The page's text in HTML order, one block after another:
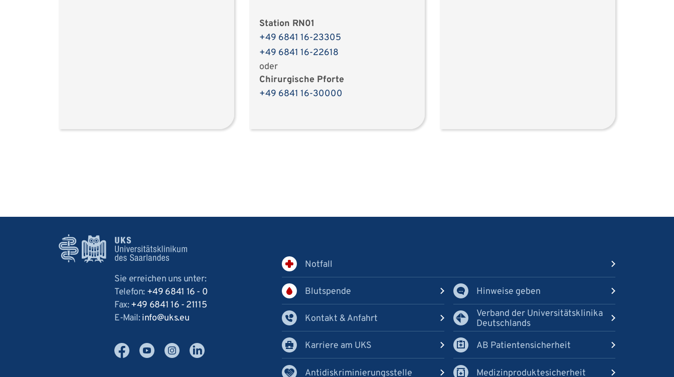
Station RN01
+49 6841 16-23305
+49 6841 16-22618
oder
Chirurgische Pforte
+49 6841 16-30000
Notfall
Blutspende
Kontakt & Anfahrt
Karriere am UKS
Antidiskriminierungsstelle
Hinweise geben
Verband der Universitätsklinika
Deutschlands
AB Patientensicherheit
Medizinproduktesicherheit
Sie erreichen uns unter:
Telefon: +49 6841 16 - 0
Fax:+49 6841 16 - 21115
E-Mail:info ukseu